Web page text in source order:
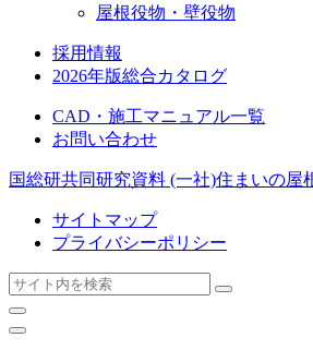
屋根役物・壁役物
採用情報
2026年版総合カタログ
CAD・施工マニュアル一覧
お問い合わせ
国総研共同研究資料 (一社)住まいの屋
サイトマップ
プライバシーポリシー